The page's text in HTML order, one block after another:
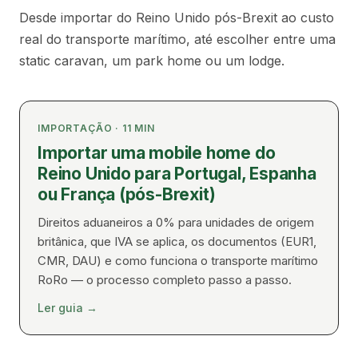
Desde importar do Reino Unido pós-Brexit ao custo
real do transporte marítimo, até escolher entre uma
static caravan, um park home ou um lodge.
IMPORTAÇÃO · 11 MIN
Importar uma mobile home do
Reino Unido para Portugal, Espanha
ou França (pós-Brexit)
Direitos aduaneiros a 0% para unidades de origem
britânica, que IVA se aplica, os documentos (EUR1,
CMR, DAU) e como funciona o transporte marítimo
RoRo — o processo completo passo a passo.
Ler guia →